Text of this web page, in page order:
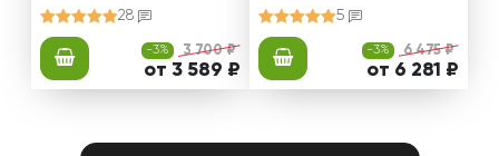
28
-3% 3 700 ₽
от 3 589 ₽
5
-3% 6 475 ₽
от 6 281 ₽